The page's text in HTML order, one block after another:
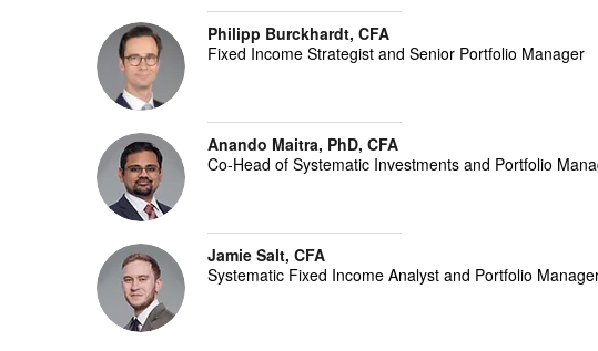
Philipp Burckhardt, CFA
Fixed Income Strategist and Senior Portfolio Manager
Anando Maitra, PhD, CFA
Co-Head of Systematic Investments and Portfolio
Jamie Salt, CFA
Systematic Fixed Income Analyst and Portfolio